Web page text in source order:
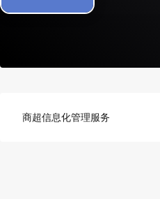
商超信息化管理服务